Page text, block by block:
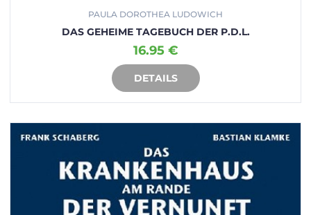
PAULA DOROTHEA LUDOWICH
DAS GEHEIME TAGEBUCH DER P.D.L.
16.95 €
DETAILS
IN DEN WARENKORB